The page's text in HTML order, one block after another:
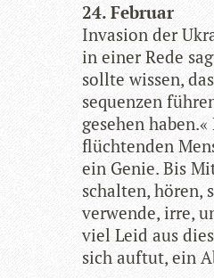
24. Februar
Inva­sion der
in einer Rede
sollte wis­sen,
se­quen­zen
gese­hen
flüch­ten­den
ein Genie. Bis
schal­ten, hören,
ver­wende, irre,
viel Leid aus
sich auf­tut, ein